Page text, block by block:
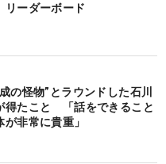
ーダーボード
の怪物”とラウンドした石川
得たこと 「話をできること
が非常に貴重」